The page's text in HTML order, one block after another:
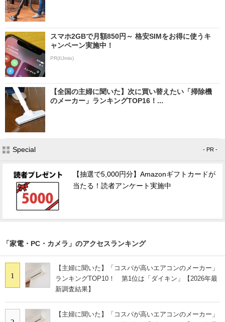
スマホ2GBで月額850円～ 格安SIMをお得に使うキ
ャンペーン実施中！
PR(IIJmio)
【全国の主婦に聞いた】次に買い替えたい「掃除機
のメーカー」ランキングTOP16！...
Special - PR -
【抽選で5,000円分】Amazonギフトカードが
当たる！読者アンケート実施中
「家電・PC・カメラ」のアクセスランキング
1
【主婦に聞いた】「コスパが高いエアコンのメーカー」
ランキングTOP10！ 第1位は「ダイキン」【2026年最
新調査結果】
【主婦に聞いた】「コスパが高いエアコンのメーカー」